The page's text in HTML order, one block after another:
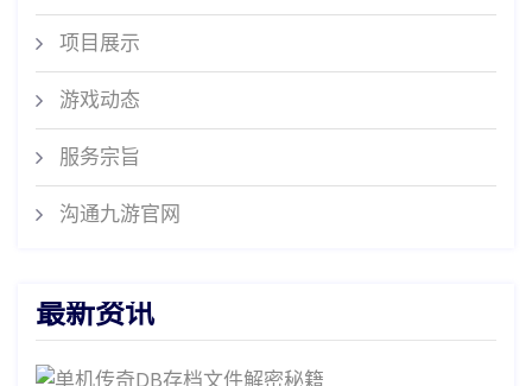
项目展示
游戏动态
服务宗旨
沟通九游官网
最新资讯